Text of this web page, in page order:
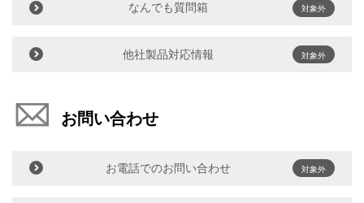
なんでも質問箱 対象外
他社製品対応情報 対象外
お問い合わせ
お電話でのお問い合わせ 対象外